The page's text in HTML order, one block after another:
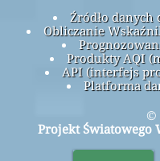
Źródło
Obliczanie
Produkty AQI
API (interfejs
Platforma
©
Projekt Światowego